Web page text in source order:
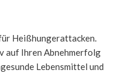
Heißhungerattacken.
auf Ihren Abnehmerfolg
Lebensmittel und